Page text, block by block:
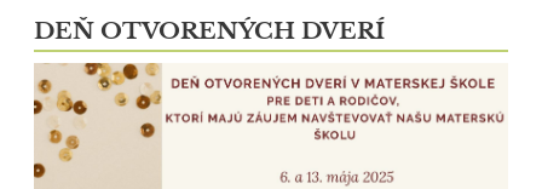
udalosti
MŠ
DEŇ OTVORENÝCH DVERÍ